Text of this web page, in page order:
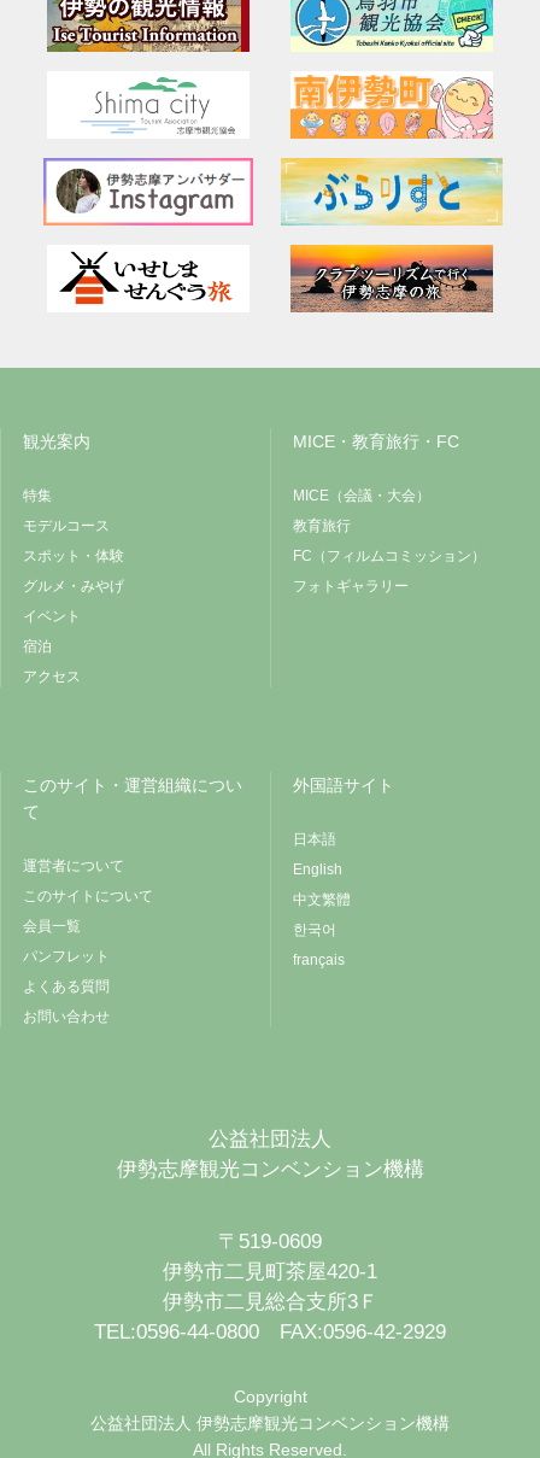
観光案内
特集
モデルコース
スポット・体験
グルメ・みやげ
イベント
宿泊
アクセス
MICE・教育旅行・FC
MICE（会議・大会）
教育旅行
FC（フィルムコミッション）
フォトギャラリー
このサイト・運営組織につい
て
運営者について
このサイトについて
会員一覧
パンフレット
よくある質問
お問い合わせ
外国語サイト
日本語
English
中文繁體
한국어
français
公益社団法人
伊勢志摩観光コンベンション機構
〒519-0609
伊勢市二見町茶屋420-1
伊勢市二見総合支所3Ｆ
TEL:0596-44-0800 FAX:0596-42-2929
Copyright
公益社団法人 伊勢志摩観光コンベンション機構
All Rights Reserved.